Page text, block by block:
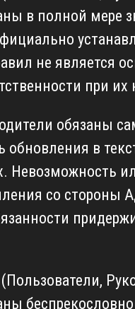
в полной мере
не является
при их
обязаны
обновления в
Невозможность
со стороны